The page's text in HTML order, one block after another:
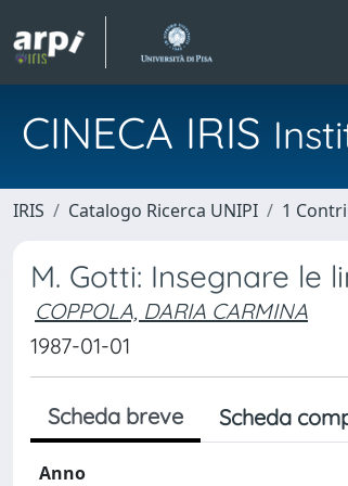
CINECA IRIS
IRIS Catalogo Ricerca UNIPI 1
M. Gotti: Insegnare le
COPPOLA, DARIA CARMINA
1987-01-01
Scheda breve Scheda
Anno